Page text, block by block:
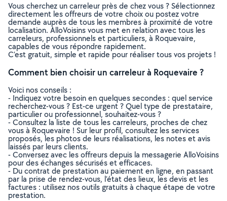
Vous cherchez un carreleur près de chez vous ? Sélectionnez
directement les offreurs de votre choix ou postez votre
demande auprès de tous les membres à proximité de votre
localisation. AlloVoisins vous met en relation avec tous les
carreleurs, professionnels et particuliers, à Roquevaire,
capables de vous répondre rapidement.
C’est gratuit, simple et rapide pour réaliser tous vos projets !
Comment bien choisir un carreleur à Roquevaire ?
Voici nos conseils :
- Indiquez votre besoin en quelques secondes : quel service
recherchez-vous ? Est-ce urgent ? Quel type de prestataire,
particulier ou professionnel, souhaitez-vous ?
- Consultez la liste de tous les carreleurs, proches de chez
vous à Roquevaire ! Sur leur profil, consultez les services
proposés, les photos de leurs réalisations, les notes et avis
laissés par leurs clients.
- Conversez avec les offreurs depuis la messagerie AlloVoisins
pour des échanges sécurisés et efficaces.
- Du contrat de prestation au paiement en ligne, en passant
par la prise de rendez-vous, l’état des lieux, les devis et les
factures : utilisez nos outils gratuits à chaque étape de votre
prestation.